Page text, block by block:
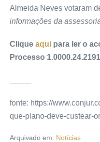
Almeida Neves votaram
informações da
Clique aqui para ler o
Processo
fonte: https://
que-plano-deve-custear-
Arquivado em: Notícias